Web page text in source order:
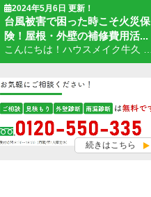
2024年5月6日 更新！
台風被害で困った時こそ火災保
険！屋根・外壁の補修費用活...
続きはこちら